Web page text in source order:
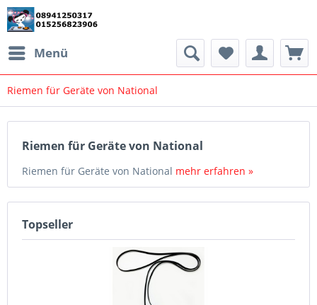
Menü
Riemen für Geräte von National
Riemen für Geräte von National
Riemen für Geräte von National mehr erfahren »
Topseller